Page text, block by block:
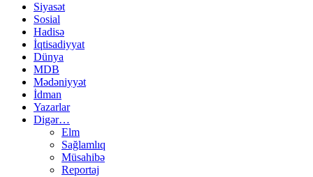
Siyasət
Sosial
Hadisə
İqtisadiyyat
Dünya
MDB
Mədəniyyət
İdman
Yazarlar
Digər…
Elm
Sağlamlıq
Müsahibə
Reportaj